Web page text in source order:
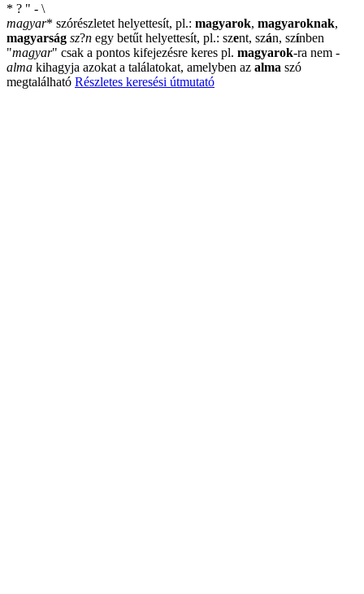
* ? " - \
magyar* szórészletet helyettesít, pl.: magyarok, magyaroknak,
magyarság sz?n egy betűt helyettesít, pl.: szent, szán, színben
"magyar" csak a pontos kifejezésre keres pl. magyarok-ra nem -
alma kihagyja azokat a találatokat, amelyben az alma szó
megtalálható Részletes keresési útmutató